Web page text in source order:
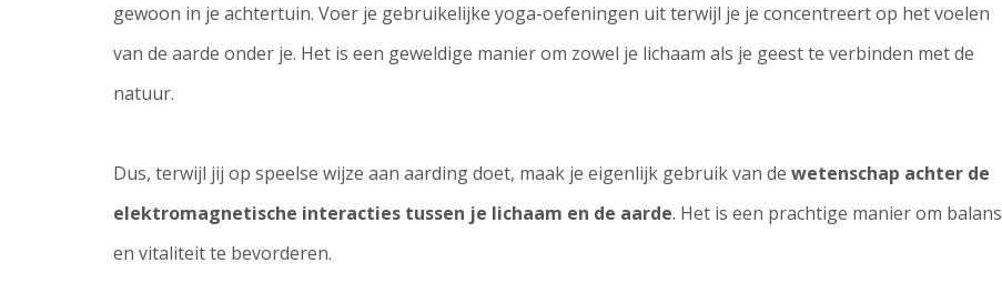
gewoon in je achtertuin. Voer je gebruikelijke yoga-oefeningen uit terwijl je je concentreert op het voelen
van de aarde onder je. Het is een geweldige manier om zowel je lichaam als je geest te verbinden met de
natuur.
Dus, terwijl jij op speelse wijze aan aarding doet, maak je eigenlijk gebruik van de wetenschap achter de
elektromagnetische interacties tussen je lichaam en de aarde. Het is een prachtige manier om balans
en vitaliteit te bevorderen.